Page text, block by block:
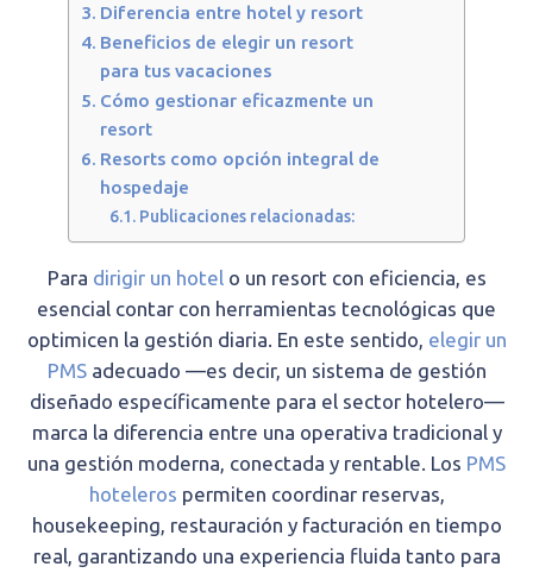
Diferencia entre hotel y resort
Beneficios de elegir un resort
para tus vacaciones
Cómo gestionar eficazmente un
resort
Resorts como opción integral de
hospedaje
Publicaciones relacionadas:
Para dirigir un hotel o un resort con eficiencia, es
esencial contar con herramientas tecnológicas que
optimicen la gestión diaria. En este sentido, elegir un
PMSadecuado —es decir, un sistema de gestión
diseñado específicamente para el sector hotelero—
marca la diferencia entre una operativa tradicional y
una gestión moderna, conectada y rentable. Los PMS
hoteleros permiten coordinar reservas,
housekeeping, restauración y facturación en tiempo
real, garantizando una experiencia fluida tanto para